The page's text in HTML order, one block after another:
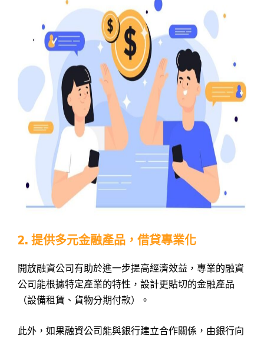
2. 提供多元金融產品，借貸專業化
開放融資公司有助於進一步提高經濟效益，專業的融資
公司能根據特定產業的特性，設計更貼切的金融產品
（設備租賃、貨物分期付款）。
此外，如果融資公司能與銀行建立合作關係，由銀行向